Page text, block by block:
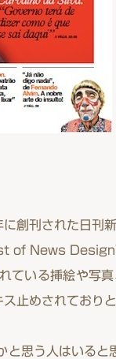
創刊された日刊
of News
ている挿絵や写
止めされておりと
と思う人はいる